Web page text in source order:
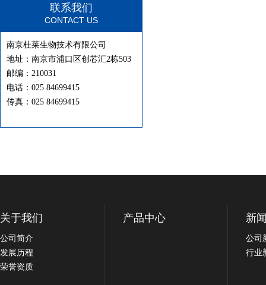
联系我们
CONTACT US
南京杜莱生物技术有限公司
地址：南京市浦口区创芯汇2栋503
邮编：210031
电话：025 84699415
传真：025 84699415
关于我们
公司简介
发展历程
荣誉资质
产品中心 新
公司
行业